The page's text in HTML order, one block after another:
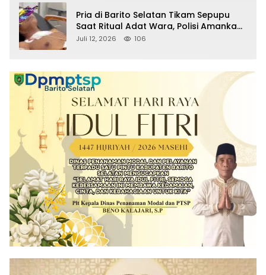
Pria di Barito Selatan Tikam Sepupu
Saat Ritual Adat Wara, Polisi Amankan
Pelaku
Juli 12, 2026 106